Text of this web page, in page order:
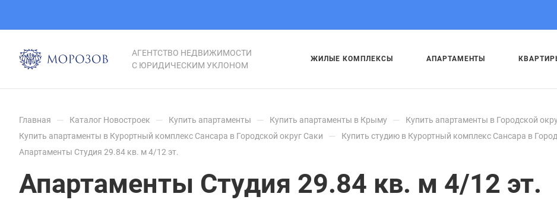
АГЕНТСТВО НЕДВИЖИМОСТИ
С ЮРИДИЧЕСКИМ УКЛОНОМ
ЖИЛЫЕ КОМПЛЕКСЫ АПАРТАМЕНТЫ
Главная — Каталог Новостроек — Купить апартаменты — Купить апартаменты в Крыму — Купить апартаменты в Городской
Купить апартаменты в Курортный комплекс Сансара в Городской округ Саки — Купить студию в Курортный комплекс Сансара в
Апартаменты Студия 29.84 кв. м 4/12 эт.
Апартаменты Студия 29.84 кв. м 4/12 эт.